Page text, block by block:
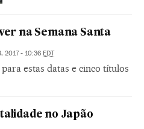
na Semana Santa
2017 - 10:36 EDT
estas datas e cinco títulos
no Japão